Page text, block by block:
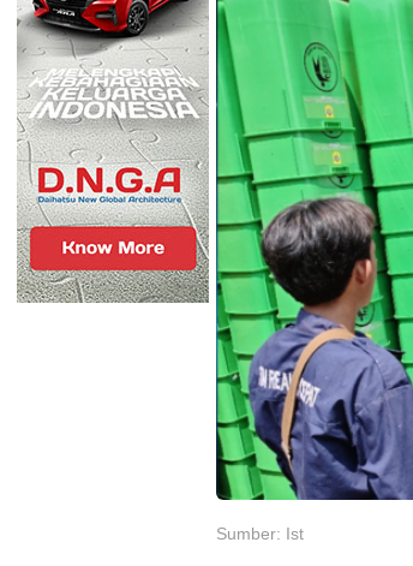
Sumber: Ist